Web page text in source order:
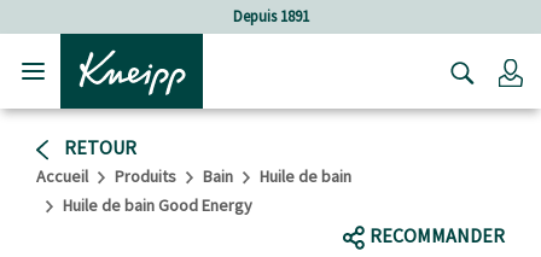
Sauter au contenu du pied de page
Depuis 1891
RETOUR
Accueil Produits Bain
Huile de bain
Huile de bain Good Energy
RECOMMANDER